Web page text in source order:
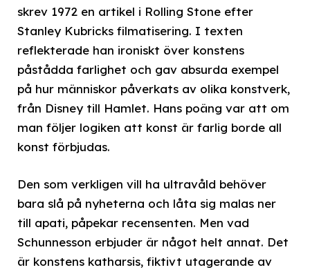
skrev 1972 en artikel i Rolling Stone efter
Stanley Kubricks filmatisering. I texten
reflekterade han ironiskt över konstens
påstådda farlighet och gav absurda exempel
på hur människor påverkats av olika konstverk,
från Disney till Hamlet. Hans poäng var att om
man följer logiken att konst är farlig borde all
konst förbjudas.
Den som verkligen vill ha ultravåld behöver
bara slå på nyheterna och låta sig malas ner
till apati, påpekar recensenten. Men vad
Schunnesson erbjuder är något helt annat. Det
är konstens katharsis, fiktivt utagerande av